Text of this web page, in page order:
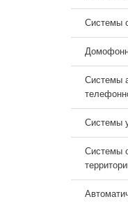
Системы
Системы
Системы
Системы